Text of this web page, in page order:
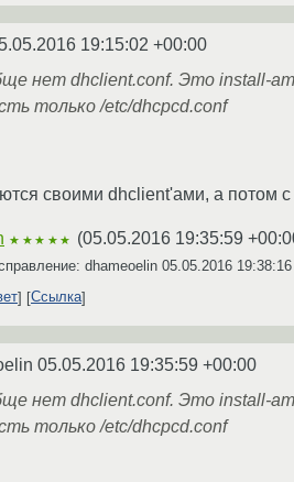
19:15:02 +00:00
нет dhclient.conf. Это install-
только /etc/dhcpcd.conf
своими dhclient'ами, а потом
★★★★★ (05.05.2016 19:35:59
dhameoelin 05.05.2016
Ссылка
05.05.2016 19:35:59 +00:00
нет dhclient.conf. Это install-
только /etc/dhcpcd.conf